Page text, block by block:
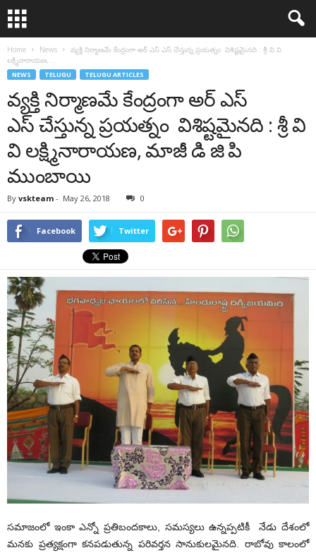
Home News
వ్యక్తి నిర్మాణమే కేంద్రంగా అర్ ఎస్ ఎస్ చేస్తున్న ప్రయత్నం విశిష్టమైనది : శ్రీ వి వి
లక్ష్మినారాయణ,...
NEWS TELUGU TELUGU ARTICLES
వ్యక్తి నిర్మాణమే కేంద్రంగా అర్ ఎస్
ఎస్ చేస్తున్న ప్రయత్నం విశిష్టమైనది : శ్రీ వి
వి లక్ష్మినారాయణ, మాజీ డి జి పి
ముంబాయి
By vskteam - May 26, 2018 0
Facebook Twitter
సమాజంలో ఇంకా ఎన్నో ప్రతిబందకాలు, సమస్యలు ఉన్నప్పటికీ నేడు దేశంలో
మనకు ప్రత్యక్షంగా కనపడుతున్న పరివర్తన సానుకులమైనది. రాబోవు కాలంలో